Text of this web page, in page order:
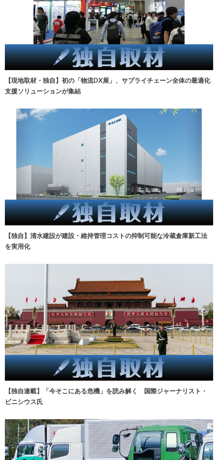
【現地取材・独自】初の「物流DX展」、サプライチェーン全体の最適化
支援ソリューションが集結
【独自】清水建設が建設・維持管理コストの抑制可能な冷蔵倉庫新工法
を実用化
【独自連載】「今そこにある危機」を読み解く 国際ジャーナリスト・
ビニシウス氏